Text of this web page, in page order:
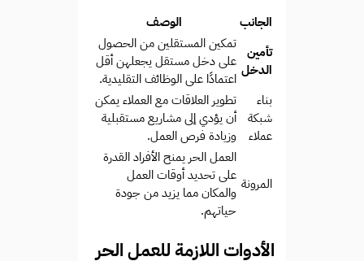
الجانب
الوصف
تأمين
الدخل
تمكين المستقلين من الحصول
على دخل مستقل يجعلهن أقل
اعتمادًا على الوظائف التقليدية.
بناء
شبكة
عملاء
تطوير العلاقات مع العملاء يمكن
أن يؤدي إلى مشاريع مستقبلية
وزيادة فرص العمل.
المرونة
العمل الحر يمنح الأفراد القدرة
على تحديد أوقات العمل
والمكان مما يزيد من جودة
حياتهم.
الأدوات اللازمة للعمل الحر